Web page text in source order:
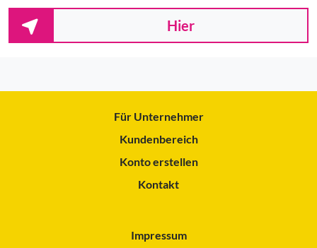
Hier
Für Unternehmer
Kundenbereich
Konto erstellen
Kontakt
Impressum